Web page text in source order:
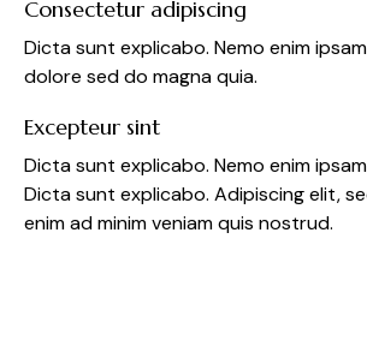
Consectetur adipiscing
Dicta sunt explicabo. Nemo enim
dolore sed do magna quia.
Excepteur sint
Dicta sunt explicabo. Nemo enim
Dicta sunt explicabo. Adipiscing elit,
enim ad minim veniam quis nostrud.